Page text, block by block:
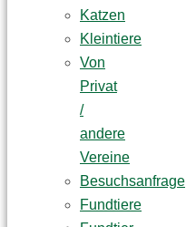
Katzen
Kleintiere
Von
Privat
/
andere
Vereine
Besuchsanfrage
Fundtiere